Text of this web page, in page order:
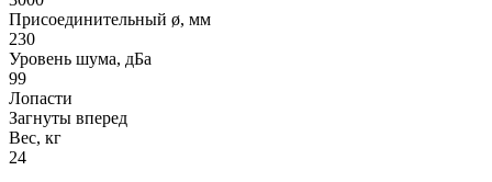
Присоединительный ø, мм
230
Уровень шума, дБа
99
Лопасти
Загнуты вперед
Вес, кг
24